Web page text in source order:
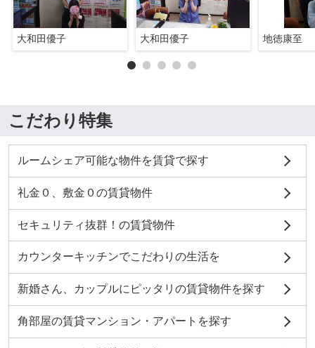
大和田優子 大和田優子 地徳康至
こだわり特集
ルームシェア可能な物件を賃貸で探す
礼金０、敷金０の賃貸物件
セキュリティ抜群！の賃貸物件
カウンターキッチンでこだわりの生活を
新婚さん、カップルにピッタリの賃貸物件を探す
角部屋の賃貸マンション・アパートを探す